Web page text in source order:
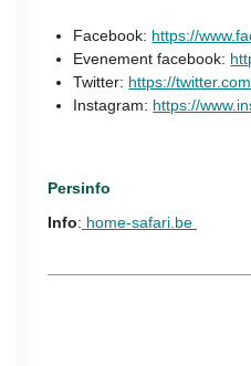
Facebook: https://
Evenement facebook:
Twitter: https://
Instagram: https://
Persinfo
Info: home-safari.be